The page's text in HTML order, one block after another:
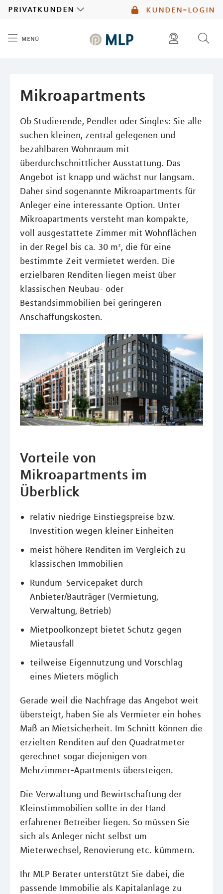
kunden-login
privatkunden
menü
Mikroapartments
Ob Studierende, Pendler oder Singles: Sie alle
suchen kleinen, zentral gelegenen und
bezahlbaren Wohnraum mit
überdurchschnittlicher Ausstattung. Das
Angebot ist knapp und wächst nur langsam.
Daher sind sogenannte Mikroapartments für
Anleger eine interessante Option. Unter
Mikroapartments versteht man kompakte,
voll ausgestattete Zimmer mit Wohnflächen
in der Regel bis ca. 30 m², die für eine
bestimmte Zeit vermietet werden. Die
erzielbaren Renditen liegen meist über
klassischen Neubau- oder
Bestandsimmobilien bei geringeren
Anschaffungskosten.
Vorteile von
Mikroapartments im
Überblick
relativ niedrige Einstiegspreise bzw.
Investition wegen kleiner Einheiten
meist höhere Renditen im Vergleich zu
klassischen Immobilien
Rundum-Servicepaket durch
Anbieter/Bauträger (Vermietung,
Verwaltung, Betrieb)
Mietpoolkonzept bietet Schutz gegen
Mietausfall
teilweise Eigennutzung und Vorschlag
eines Mieters möglich
Gerade weil die Nachfrage das Angebot weit
übersteigt, haben Sie als Vermieter ein hohes
Maß an Mietsicherheit. Im Schnitt können die
erzielten Renditen auf den Quadratmeter
gerechnet sogar diejenigen von
Mehrzimmer-Apartments übersteigen.
Die Verwaltung und Bewirtschaftung der
Kleinstimmobilien sollte in der Hand
erfahrener Betreiber liegen. So müssen Sie
sich als Anleger nicht selbst um
Mieterwechsel, Renovierung etc. kümmern.
Ihr MLP Berater unterstützt Sie dabei, die
passende Immobilie als Kapitalanlage zu